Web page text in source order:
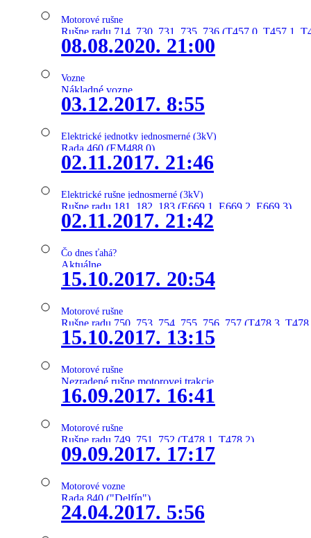
Motorové rušne
Rušne radu 714, 730, 731, 735, 736 (T457.0, T457.1,
08.08.2020. 21:00
Vozne
Nákladné vozne
03.12.2017. 8:55
Elektrické jednotky jednosmerné (3kV)
Rada 460 (EM488.0)
02.11.2017. 21:46
Elektrické rušne jednosmerné (3kV)
Rušne radu 181, 182, 183 (E669.1, E669.2, E669.3)
02.11.2017. 21:42
Čo dnes ťahá?
Aktuálne
15.10.2017. 20:54
Motorové rušne
Rušne radu 750, 753, 754, 755, 756, 757 (T478.3,
15.10.2017. 13:15
Motorové rušne
Nezradené rušne motorovej trakcie
16.09.2017. 16:41
Motorové rušne
Rušne radu 749, 751, 752 (T478.1, T478.2)
09.09.2017. 17:17
Motorové vozne
Rada 840 ("Delfín")
24.04.2017. 5:56